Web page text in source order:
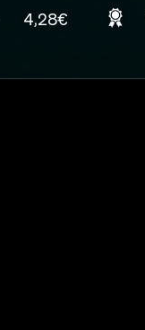
4,28€